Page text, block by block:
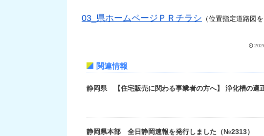
03_県ホームページＰＲチラシ （位置指定道路図
関連情報
静岡県 【住宅販売に関わる事業者の方へ】 浄化槽の適
静岡県本部 全日静岡速報を発行しました（№2313）